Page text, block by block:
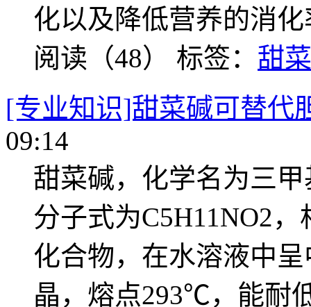
化以及降低营养的消化
阅读（48） 标签： 甜
[专业知识]甜菜碱可替代
09:14
甜菜碱，化学名为三
分子式为C5H11NO2
化合物，在水溶液中
晶，熔点293℃，能耐